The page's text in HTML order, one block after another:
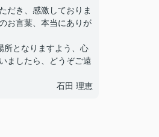
だき、感激しておりま
お言葉、本当にありが
所となりますよう、心
ましたら、どうぞご遠
石田 理恵